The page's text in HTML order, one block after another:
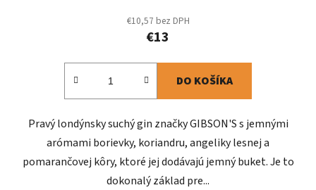
€10,57 bez DPH
€13
DO KOŠÍKA
Pravý londýnsky suchý gin značky GIBSON'S s jemnými
arómami borievky, koriandru, angeliky lesnej a
pomarančovej kôry, ktoré jej dodávajú jemný buket. Je to
dokonalý základ pre...